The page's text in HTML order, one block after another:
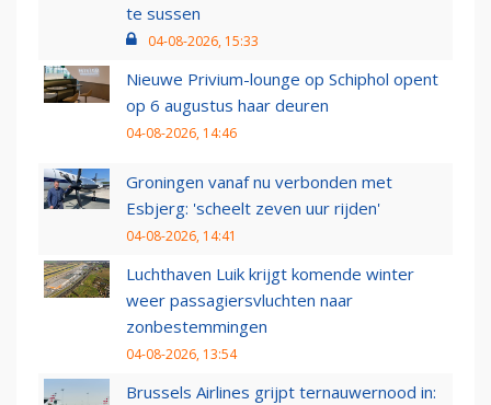
te sussen
04-08-2026, 15:33
Nieuwe Privium-lounge op Schiphol opent
op 6 augustus haar deuren
04-08-2026, 14:46
Groningen vanaf nu verbonden met
Esbjerg: 'scheelt zeven uur rijden'
04-08-2026, 14:41
Luchthaven Luik krijgt komende winter
weer passagiersvluchten naar
zonbestemmingen
04-08-2026, 13:54
Brussels Airlines grijpt ternauwernood in: